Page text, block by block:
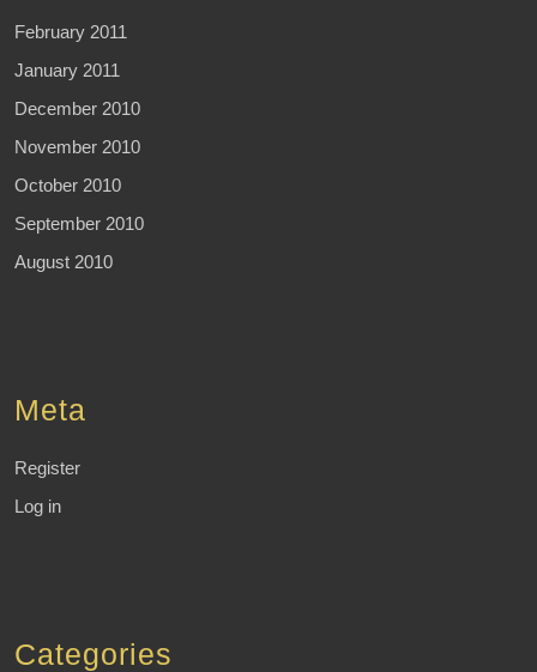
February 2011
January 2011
December 2010
November 2010
October 2010
September 2010
August 2010
Meta
Register
Log in
Categories